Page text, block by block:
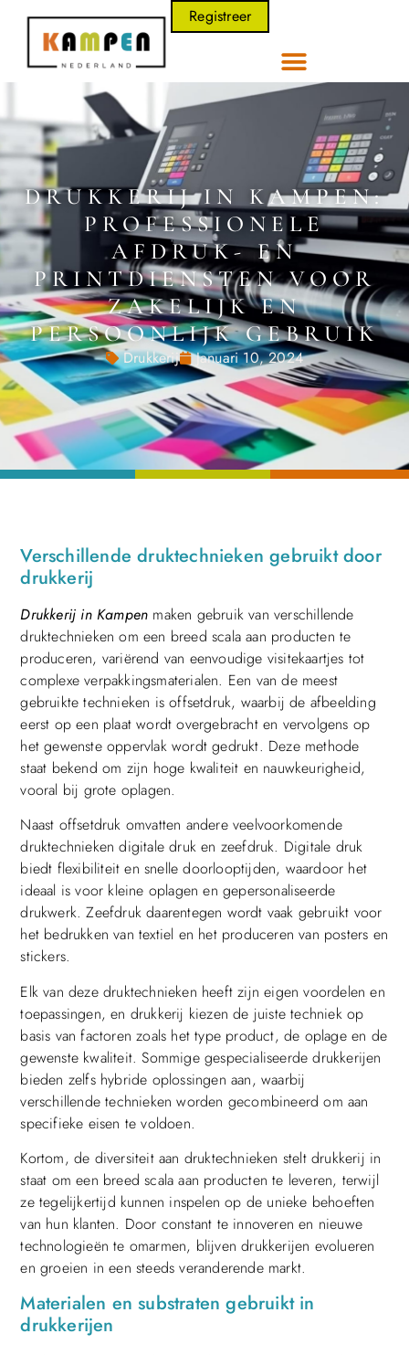
Registreer
DRUKKERIJ IN KAMPEN:
PROFESSIONELE
AFDRUK- EN
PRINTDIENSTEN VOOR
ZAKELIJK EN
PERSOONLIJK GEBRUIK
Drukkerij Januari 10, 2024
Verschillende druktechnieken gebruikt door
drukkerij
Drukkerij in Kampen maken gebruik van verschillende
druktechnieken om een breed scala aan producten te
produceren, variërend van eenvoudige visitekaartjes tot
complexe verpakkingsmaterialen. Een van de meest
gebruikte technieken is offsetdruk, waarbij de afbeelding
eerst op een plaat wordt overgebracht en vervolgens op
het gewenste oppervlak wordt gedrukt. Deze methode
staat bekend om zijn hoge kwaliteit en nauwkeurigheid,
vooral bij grote oplagen.
Naast offsetdruk omvatten andere veelvoorkomende
druktechnieken digitale druk en zeefdruk. Digitale druk
biedt flexibiliteit en snelle doorlooptijden, waardoor het
ideaal is voor kleine oplagen en gepersonaliseerde
drukwerk. Zeefdruk daarentegen wordt vaak gebruikt voor
het bedrukken van textiel en het produceren van posters en
stickers.
Elk van deze druktechnieken heeft zijn eigen voordelen en
toepassingen, en drukkerij kiezen de juiste techniek op
basis van factoren zoals het type product, de oplage en de
gewenste kwaliteit. Sommige gespecialiseerde drukkerijen
bieden zelfs hybride oplossingen aan, waarbij
verschillende technieken worden gecombineerd om aan
specifieke eisen te voldoen.
Kortom, de diversiteit aan druktechnieken stelt drukkerij in
staat om een breed scala aan producten te leveren, terwijl
ze tegelijkertijd kunnen inspelen op de unieke behoeften
van hun klanten. Door constant te innoveren en nieuwe
technologieën te omarmen, blijven drukkerijen evolueren
en groeien in een steeds veranderende markt.
Materialen en substraten gebruikt in
drukkerijen